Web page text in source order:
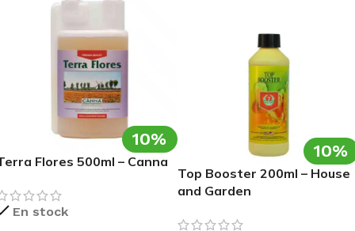
10%
Flores 500ml – Canna
En stock
10%
Top Booster 200ml – House
and Garden